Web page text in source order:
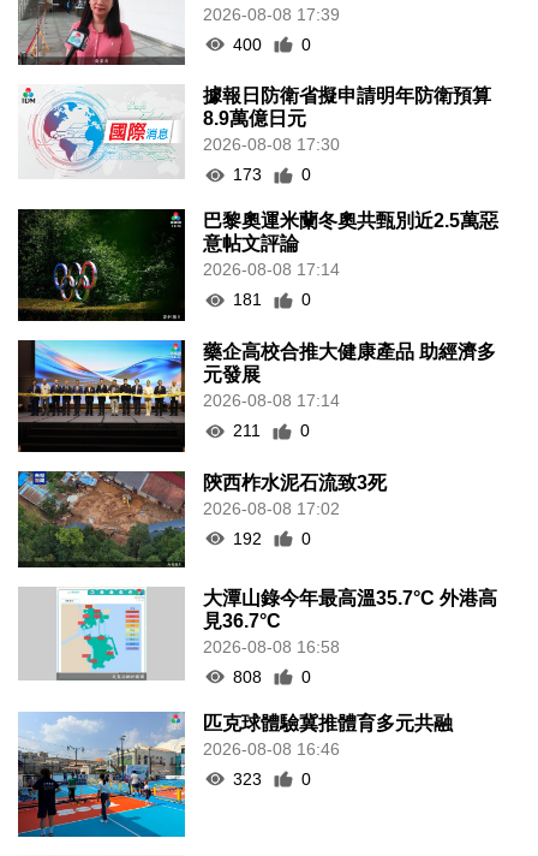
2026-08-08 17:39
400
0
據報日防衛省擬申請明年防衛預算
8.9萬億日元
2026-08-08 17:30
173
0
巴黎奧運米蘭冬奧共甄別近2.5萬惡
意帖文評論
2026-08-08 17:14
181
0
藥企高校合推大健康產品 助經濟多
元發展
2026-08-08 17:14
211
0
陝西柞水泥石流致3死
2026-08-08 17:02
192
0
大潭山錄今年最高溫35.7°C 外港高
見36.7°C
2026-08-08 16:58
808
0
匹克球體驗冀推體育多元共融
2026-08-08 16:46
323
0